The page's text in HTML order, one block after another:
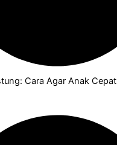
Cara Agar Anak Cepat